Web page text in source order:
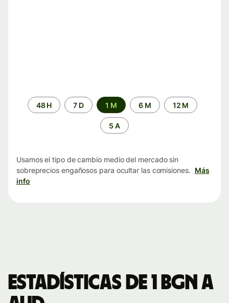
Periodo48 H 7 D 1 M 6 M 12 M
5 A
Usamos el tipo de cambio medio del mercado sin
sobreprecios engañosos para ocultar las comisiones. Más
info
Estadísticas de 1 BGN a